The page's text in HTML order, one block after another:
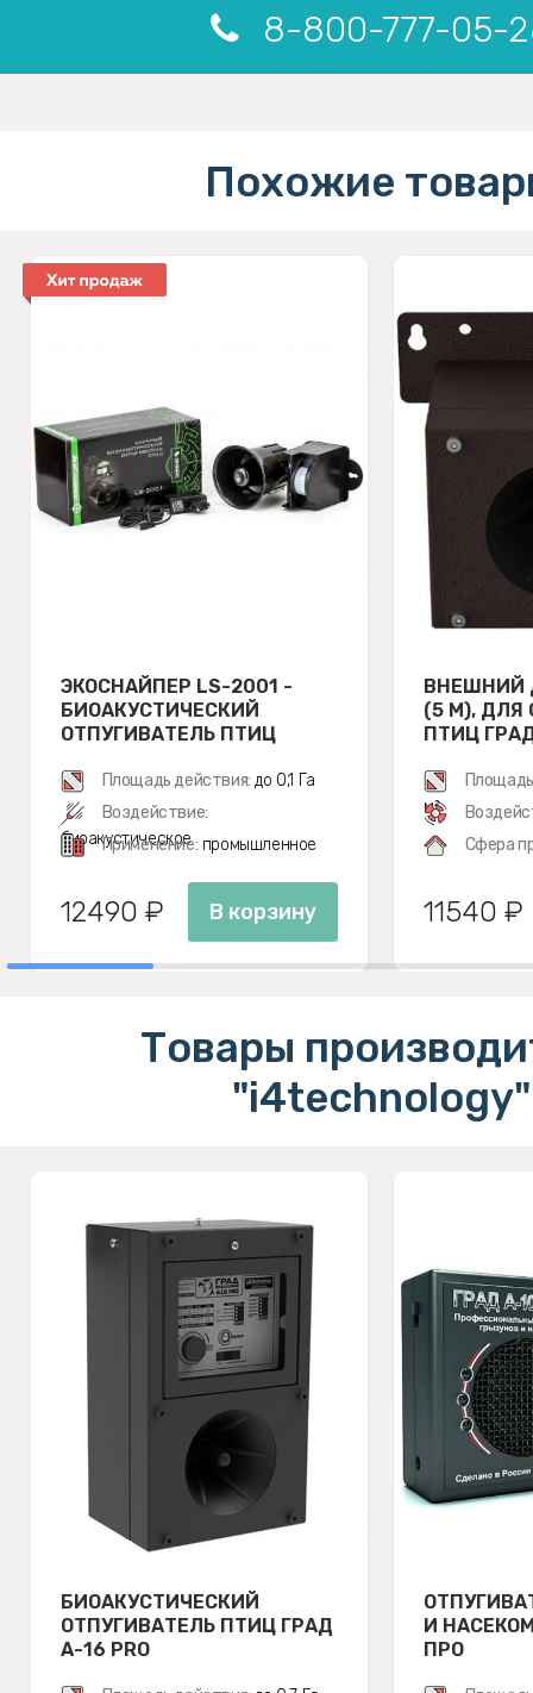
8-800-777-05-
Похожие
ЭКОСНАЙПЕР LS-2001 -
БИОАКУСТИЧЕСКИЙ
ОТПУГИВАТЕЛЬ ПТИЦ
Площадь действия: до 0,1 Га
Воздействие:
биоакустическое
Применение: промышленное
12490 ₽ В корзину
ВНЕШНИЙ
(5 М), ДЛЯ
ПТИЦ ГРАД
м²
Сфера
11540 ₽
Товары
"i4technology"
БИОАКУСТИЧЕСКИЙ
ОТПУГИВАТЕЛЬ ПТИЦ ГРАД
А-16 PRO
И
ПРО